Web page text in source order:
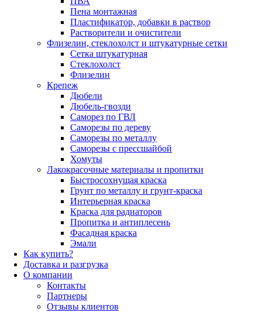
Пена монтажная
Пластификатор, добавки в раствор
Растворители и очистители
Флизелин, стеклохолст и штукатурные сетки
Сетка штукатурная
Стеклохолст
Флизелин
Крепеж
Дюбели
Дюбель-гвозди
Саморез по ГВЛ
Саморезы по дереву
Саморезы по металлу
Саморезы с прессшайбой
Хомуты
Лакокрасочные материалы и пропитки
Быстросохнущая краска
Грунт по металлу и грунт-краска
Интерьерная краска
Краска для радиаторов
Пропитка и антиплесень
Фасадная краска
Эмали
Как купить?
Доставка и разгрузка
О компании
Контакты
Партнеры
Отзывы клиентов